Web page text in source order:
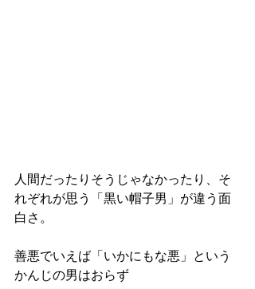
人間だったりそうじゃなかったり、そ
れぞれが思う「黒い帽子男」が違う面
白さ。
善悪でいえば「いかにもな悪」という
かんじの男はおらず